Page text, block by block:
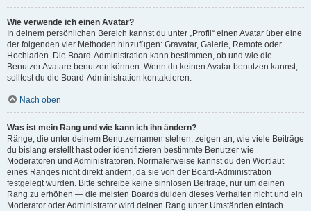
Wie verwende ich einen Avatar?
In deinem persönlichen Bereich kannst du unter „Profil“ einen Avatar über eine
der folgenden vier Methoden hinzufügen: Gravatar, Galerie, Remote oder
Hochladen. Die Board-Administration kann bestimmen, ob und wie die
Benutzer Avatare benutzen können. Wenn du keinen Avatar benutzen kannst,
solltest du die Board-Administration kontaktieren.
Nach oben
Was ist mein Rang und wie kann ich ihn ändern?
Ränge, die unter deinem Benutzernamen stehen, zeigen an, wie viele Beiträge
du bislang erstellt hast oder identifizieren bestimmte Benutzer wie
Moderatoren und Administratoren. Normalerweise kannst du den Wortlaut
eines Ranges nicht direkt ändern, da sie von der Board-Administration
festgelegt wurden. Bitte schreibe keine sinnlosen Beiträge, nur um deinen
Rang zu erhöhen — die meisten Boards dulden dieses Verhalten nicht und ein
Moderator oder Administrator wird deinen Rang unter Umständen einfach